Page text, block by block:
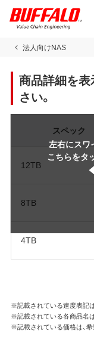
法人向けNAS
商品詳細を
さい。
左右にスワ
こちらをタ
スペック
12TB
8TB
4TB
※記載されている速度表記
※記載されている各商品名
※記載されている価格は、希